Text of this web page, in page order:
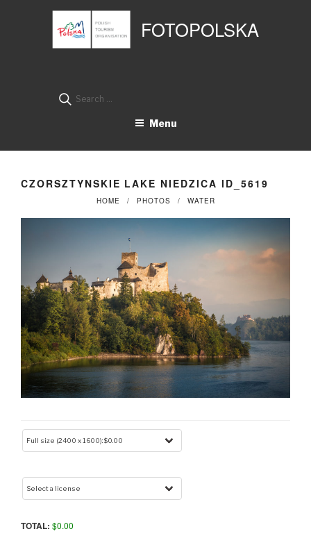
FOTOPOLSKA
Search
Menu
CZORSZTYNSKIE LAKE NIEDZICA ID_5619
HOME PHOTOS WATER
TOTAL: $0.00
Panel zarządzania plikami cookies